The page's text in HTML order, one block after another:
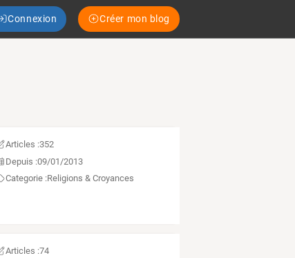
Connexion Créer mon blog
Articles :352
Depuis :09/01/2013
Categorie :Religions & Croyances
Articles :74